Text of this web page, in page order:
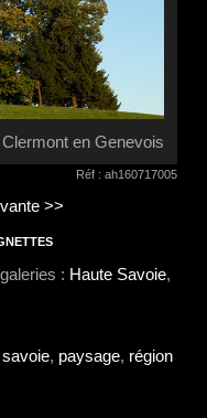
en Genevois
Réf : ah160717005
>>
: Haute Savoie,
savoie, paysage, région